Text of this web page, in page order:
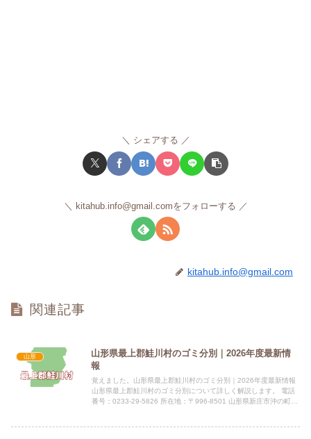
シェアする
kitahub.info@gmail.comをフォローする
kitahub.info@gmail.com
関連記事
山形
山形県最上郡鮭川村のゴミ分別｜2026年度最新情
報
覚えました。山形県最上郡鮭川村のゴミ分別｜2026年度最新情報
山形県最上郡鮭川村のゴミ分別について詳しく解説します。 電話
番号：0233-29-5826 所在地：〒996-8501 山形県新庄市沖の町10